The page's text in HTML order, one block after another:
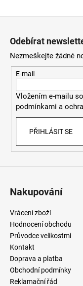
Odebírat
Nezmeškejte žádné
E-mail
Vložením e-mailu
podmínkami a
PŘIHLÁSIT SE
Nakupování
Vrácení zboží
Hodnocení obchodu
Průvodce velikostmi
Kontakt
Doprava a platba
Obchodní podmínky
Reklamační řád